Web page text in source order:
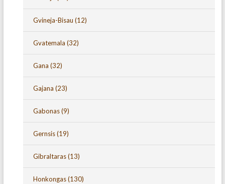
Gvineja-Bisau (12)
Gvatemala (32)
Gana (32)
Gajana (23)
Gabonas(9)
Gernsis(19)
Gibraltaras(13)
Honkongas(130)